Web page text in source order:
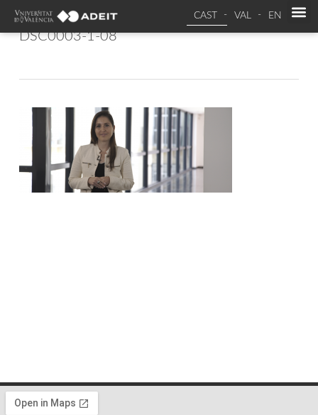
CAST VAL EN
DSC0003-1-08